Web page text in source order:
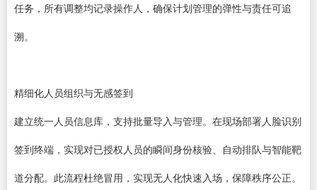
任务，所有调整均记录操作人，确保计划管理的弹性与责任可追
溯。
精细化人员组织与无感签到
建立统一人员信息库，支持批量导入与管理。在现场部署人脸识别
签到终端，实现对已授权人员的瞬间身份核验、自动排队与智能靶
道分配。此流程杜绝冒用，实现无人化快速入场，保障秩序公正。